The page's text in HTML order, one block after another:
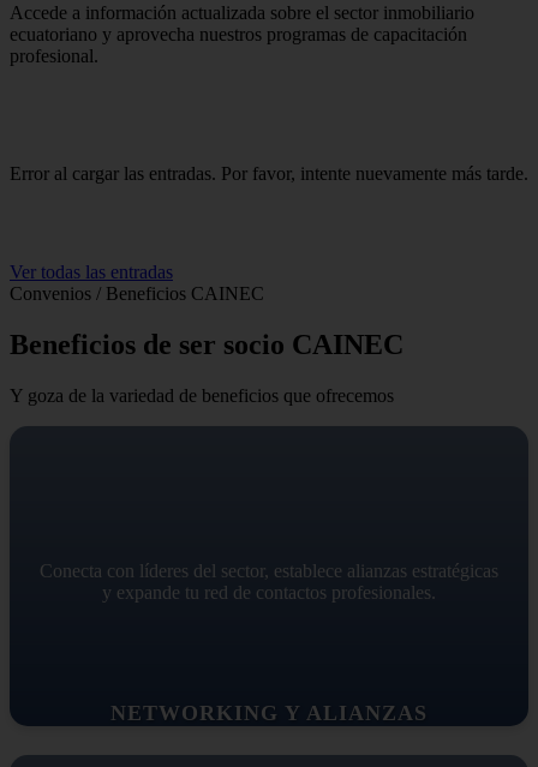
Accede a información actualizada sobre el sector inmobiliario
ecuatoriano y aprovecha nuestros programas de capacitación
profesional.
Error al cargar las entradas. Por favor, intente nuevamente más tarde.
Ver todas las entradas
Convenios / Beneficios CAINEC
Beneficios de ser socio CAINEC
Y goza de la variedad de beneficios que ofrecemos
NETWORKING Y ALIANZAS
Conecta con líderes del sector, establece alianzas estratégicas
y expande tu red de contactos profesionales.